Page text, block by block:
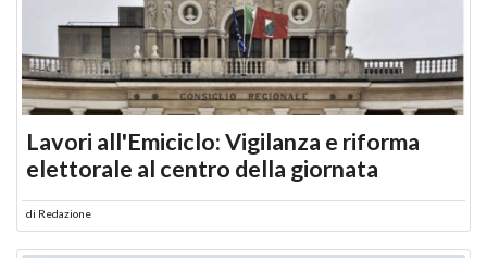
Lavori all'Emiciclo: Vigilanza e riforma
elettorale al centro della giornata
di Redazione